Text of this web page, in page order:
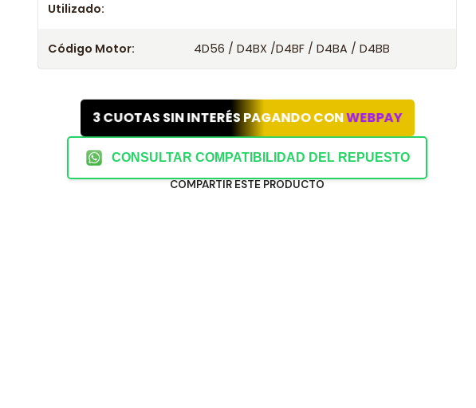
Utilizado:
Código Motor: 4D56 / D4BX /D4BF / D4BA / D4BB
3 CUOTAS SIN INTERÉS PAGANDO CONWEBPAY
CONSULTAR COMPATIBILIDAD DEL REPUESTO
COMPARTIR ESTE PRODUCTO